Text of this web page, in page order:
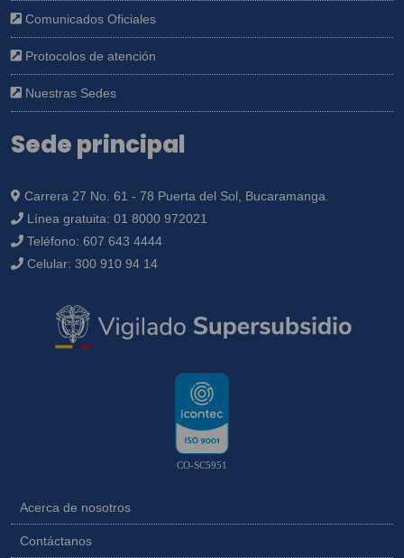
Comunicados Oficiales
Protocolos de atención
Nuestras Sedes
Sede principal
Carrera 27 No. 61 - 78 Puerta del Sol, Bucaramanga.
Línea gratuita: 01 8000 972021
Teléfono: 607 643 4444
Celular: 300 910 94 14
CO-SC5951
Acerca de nosotros
Contáctanos